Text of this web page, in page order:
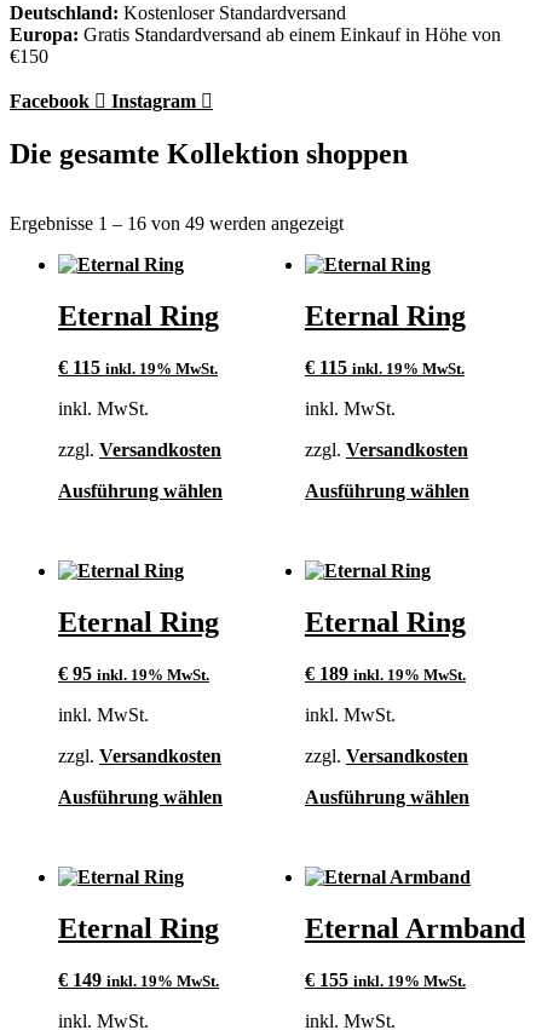
Deutschland: Kostenloser Standardversand
Europa: Gratis Standardversand ab einem Einkauf in Höhe von
€150
Facebook Instagram
Die gesamte Kollektion shoppen
Ergebnisse 1 – 16 von 49 werden angezeigt
Eternal Ring
€ 115 inkl. 19% MwSt.
inkl. MwSt.
zzgl. Versandkosten
Ausführung wählen
Varianten
Eternal Ring
€115 inkl. 19% MwSt.
inkl. MwSt.
zzgl. Versandkosten
Ausführung wählenDieses
Eternal Ring
€ 95 inkl. 19% MwSt.
inkl. MwSt.
zzgl. Versandkosten
Ausführung wählen
Varianten
Eternal Ring
€189 inkl. 19% MwSt.
inkl. MwSt.
zzgl. Versandkosten
Ausführung wählenDieses
Varianten
Die
Optionen
Eternal Ring
€ 149 inkl. 19% MwSt.
inkl. MwSt.
Eternal Armband
€155 inkl. 19% MwSt.
inkl. MwSt.